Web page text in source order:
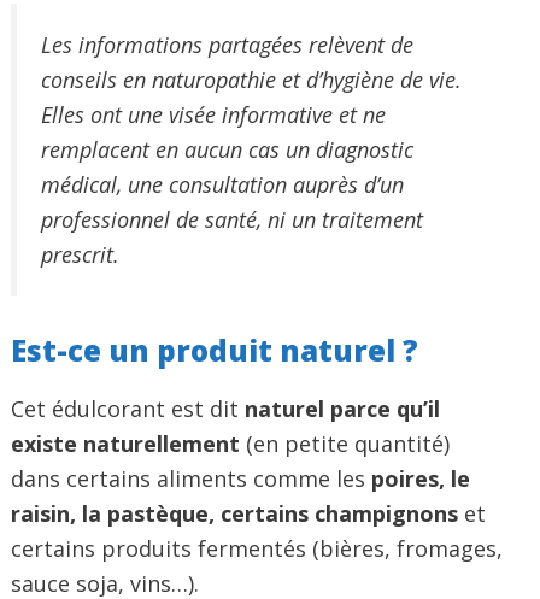
Les informations partagées relèvent de
conseils en naturopathie et d’hygiène de vie.
Elles ont une visée informative et ne
remplacent en aucun cas un diagnostic
médical, une consultation auprès d’un
professionnel de santé, ni un traitement
prescrit.
Est-ce un produit naturel ?
Cet édulcorant est dit naturel parce qu’il
existe naturellement (en petite quantité)
dans certains aliments comme les poires, le
raisin, la pastèque, certains champignons et
certains produits fermentés (bières, fromages,
sauce soja, vins…).